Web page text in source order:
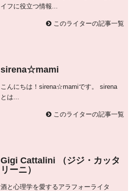
イフに役立つ情報...
このライターの記事一覧
sirena☆mami
こんにちは！sirena☆mamiです。 sirena
とは...
このライターの記事一覧
Gigi Cattalini （ジジ・カッタ
リーニ）
酒と心理学を愛するアラフォーライタ